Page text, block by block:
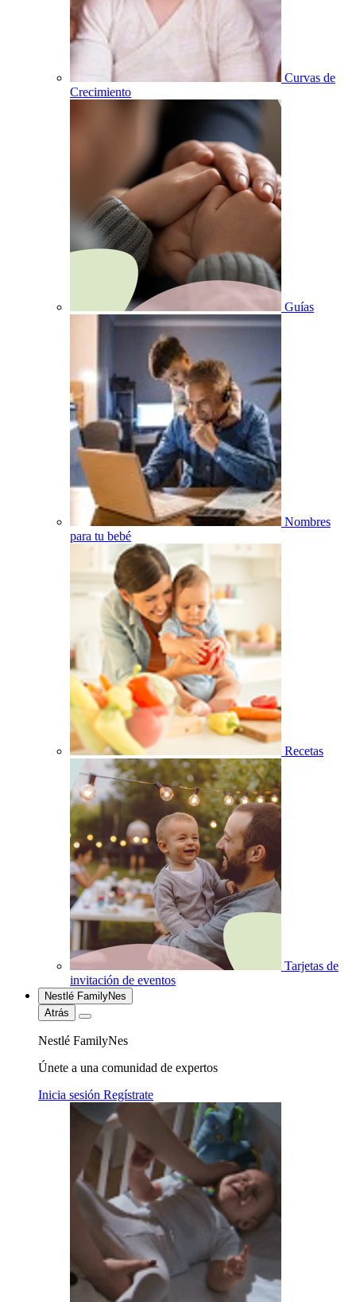
Curvas de
Crecimiento
Guías
Nombres
para tu bebé
Recetas
Tarjetas de
invitación de eventos
Nestlé FamilyNes
Atrás
Nestlé FamilyNes
Únete a una comunidad de expertos
Inicia sesión Regístrate